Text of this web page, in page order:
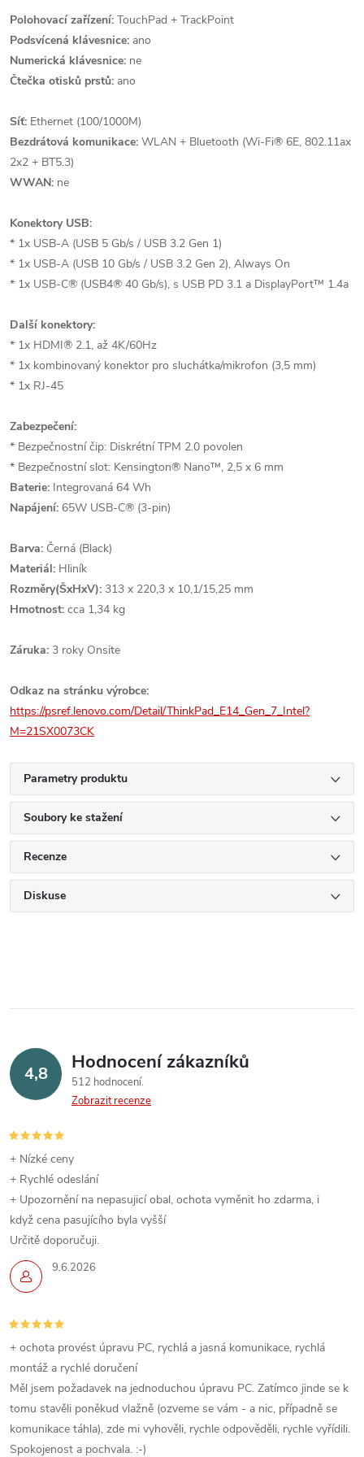
Polohovací zařízení: TouchPad + TrackPoint
Podsvícená klávesnice: ano
Numerická klávesnice: ne
Čtečka otisků prstů: ano
Síť: Ethernet (100/1000M)
Bezdrátová komunikace: WLAN + Bluetooth (Wi-Fi® 6E, 802.11ax
2x2 + BT5.3)
WWAN: ne
Konektory USB:
* 1x USB-A (USB 5 Gb/s / USB 3.2 Gen 1)
* 1x USB-A (USB 10 Gb/s / USB 3.2 Gen 2), Always On
* 1x USB-C® (USB4® 40 Gb/s), s USB PD 3.1 a DisplayPort™ 1.4a
Další konektory:
* 1x HDMI® 2.1, až 4K/60Hz
* 1x kombinovaný konektor pro sluchátka/mikrofon (3,5 mm)
* 1x RJ-45
Zabezpečení:
* Bezpečnostní čip: Diskrétní TPM 2.0 povolen
* Bezpečnostní slot: Kensington® Nano™, 2,5 x 6 mm
Baterie: Integrovaná 64 Wh
Napájení: 65W USB-C® (3-pin)
Barva: Černá (Black)
Materiál: Hliník
Rozměry(ŠxHxV): 313 x 220,3 x 10,1/15,25 mm
Hmotnost: cca 1,34 kg
Záruka: 3 roky Onsite
Odkaz na stránku výrobce:
https://psref.lenovo.com/Detail/ThinkPad_E14_Gen_7_Intel?
M=21SX0073CK
Parametry produktu
Soubory ke stažení
Recenze
Diskuse
4,8 Hodnocení zákazníků
512 hodnocení
Zobrazit recenze
9.6.2026
+ Nízké ceny
+ Rychlé odeslání
+ Upozornění na nepasujicí obal, ochota vyměnit ho zdarma, i
když cena pasujícího byla vyšší
Určitě doporučuji.
+ ochota provést úpravu PC, rychlá a jasná komunikace, rychlá
montáž a rychlé doručení
Měl jsem požadavek na jednoduchou úpravu PC. Zatímco jinde se k
tomu stavěli poněkud vlažně (ozveme se vám - a nic, případně se
komunikace táhla), zde mi vyhověli, rychle odpověděli, rychle vyřídili.
Spokojenost a pochvala. :-)